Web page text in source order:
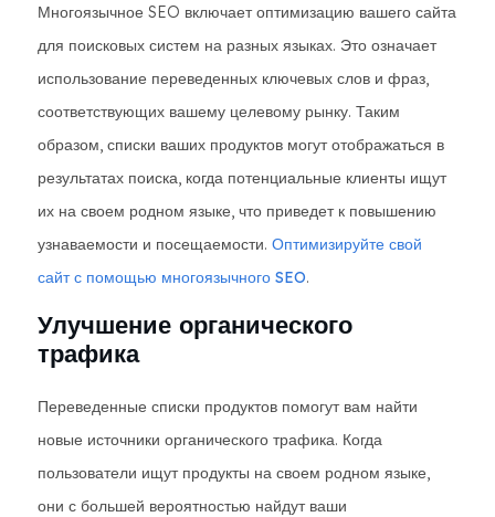
Многоязычное SEO включает оптимизацию вашего сайта
для поисковых систем на разных языках. Это означает
использование переведенных ключевых слов и фраз,
соответствующих вашему целевому рынку. Таким
образом, списки ваших продуктов могут отображаться в
результатах поиска, когда потенциальные клиенты ищут
их на своем родном языке, что приведет к повышению
узнаваемости и посещаемости. Оптимизируйте свой
сайт с помощью многоязычного SEO.
Улучшение органического
трафика
Переведенные списки продуктов помогут вам найти
новые источники органического трафика. Когда
пользователи ищут продукты на своем родном языке,
они с большей вероятностью найдут ваши